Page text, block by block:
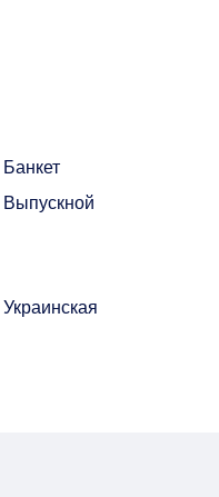
Банкет
Выпускной
Украинская